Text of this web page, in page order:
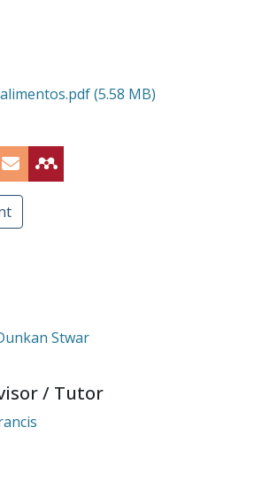
(5.58 MB)
Stwar
/ Tutor